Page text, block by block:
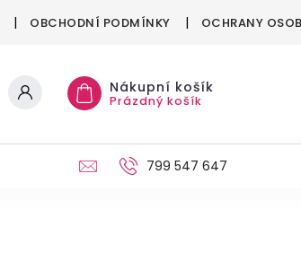
OBCHODNÍ PODMÍNKY OCHRANY
Nákupní košík
Prázdný košík
VÁNOCE799 547 647